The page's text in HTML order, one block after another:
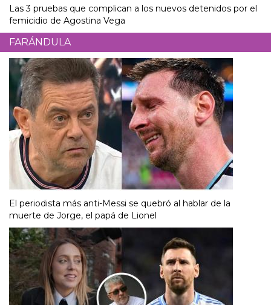
Las 3 pruebas que complican a los nuevos detenidos por el
femicidio de Agostina Vega
FARÁNDULA
El periodista más anti-Messi se quebró al hablar de la
muerte de Jorge, el papá de Lionel